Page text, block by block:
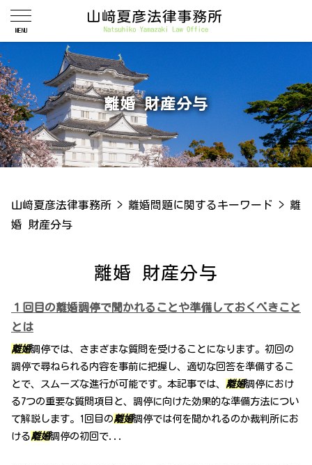
離婚 財産分与
山﨑夏彦法律事務所 > 離婚問題に関するキーワード > 離
婚 財産分与
離婚 財産分与
１回目の離婚調停で聞かれることや準備しておくべきこと
とは
離婚調停では、さまざまな質問を受けることになります。初回の
調停で尋ねられる内容を事前に把握し、適切な回答を準備するこ
とで、スムーズな進行が可能です。本記事では、 離婚調停におけ
る7つの重要な質問項目と、調停に向けた効果的な準備方法につい
て解説します。1回目の離婚調停では何を聞かれるのか裁判所にお
ける離婚調停の初回で...